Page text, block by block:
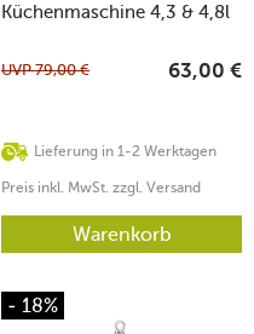
Küchenmaschine 4,3 & 4,8l
Lieferung in 1-2 Werktagen
UVP79,00 € 63,00 €
Preis inkl. MwSt. zzgl. Versand
Warenkorb
- 18%